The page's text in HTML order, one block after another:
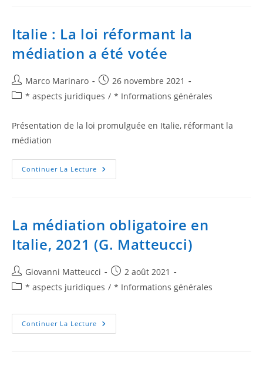
Italie : La loi réformant la
médiation a été votée
Marco Marinaro
26 novembre 2021
* aspects juridiques / * Informations générales
Présentation de la loi promulguée en Italie, réformant la
médiation
Continuer La Lecture
La médiation obligatoire en
Italie, 2021 (G. Matteucci)
Giovanni Matteucci
2 août 2021
* aspects juridiques / * Informations générales
Continuer La Lecture